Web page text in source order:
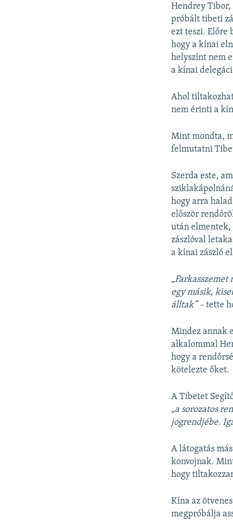
Hendrey Tibor,
próbált tibeti
ezt teszi. Előre
hogy a kínai
helyszínt nem
a kínai
Ahol
nem érinti a
Mint mondta,
felmutatni
Szerda este,
hogy arra
először
után elmentek,
zászlóval
a kínai zászló
egy másik,
álltak” –tette
Mindez annak
alkalommal
hogy a
kötelezte őket.
A Tibetet
„a sorozatos
jogrendjébe.
A látogatás
konvojnak.
hogy
Kína az
megpróbálja